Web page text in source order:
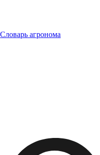
Словарь агронома